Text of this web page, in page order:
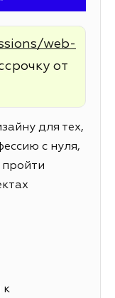
web-
от
для тех,
с нуля,
к